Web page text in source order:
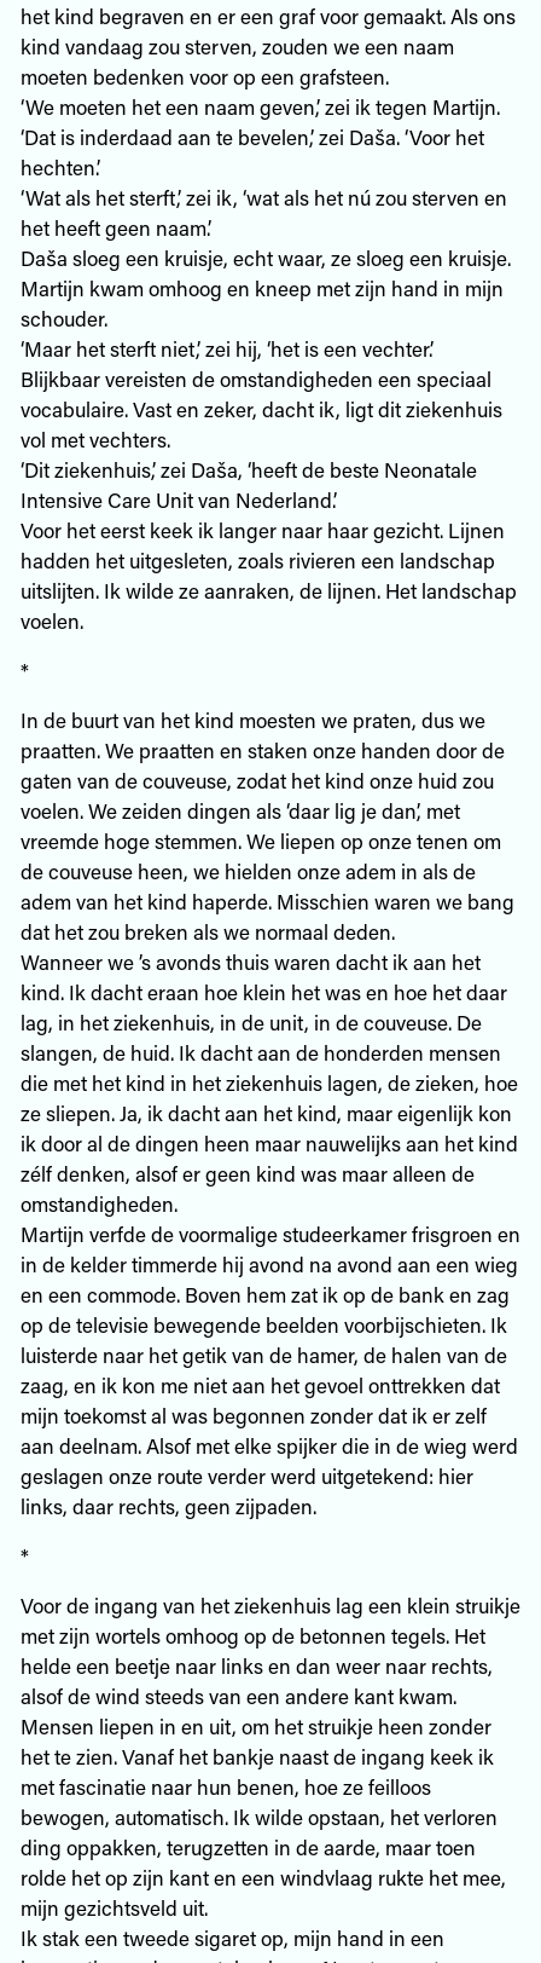
het kind begraven en er een graf voor gemaakt. Als ons
kind vandaag zou sterven, zouden we een naam
moeten bedenken voor op een grafsteen.
‘We moeten het een naam geven,’ zei ik tegen Martijn.
‘Dat is inderdaad aan te bevelen,’ zei Daša. ‘Voor het
hechten.’
‘Wat als het sterft,’ zei ik, ‘wat als het nú zou sterven en
het heeft geen naam.’
Daša sloeg een kruisje, echt waar, ze sloeg een kruisje.
Martijn kwam omhoog en kneep met zijn hand in mijn
schouder.
‘Maar het sterft niet,’ zei hij, ‘het is een vechter.’
Blijkbaar vereisten de omstandigheden een speciaal
vocabulaire. Vast en zeker, dacht ik, ligt dit ziekenhuis
vol met vechters.
‘Dit ziekenhuis,’ zei Daša, ‘heeft de beste Neonatale
Intensive Care Unit van Nederland.’
Voor het eerst keek ik langer naar haar gezicht. Lijnen
hadden het uitgesleten, zoals rivieren een landschap
uitslijten. Ik wilde ze aanraken, de lijnen. Het landschap
voelen.
*
In de buurt van het kind moesten we praten, dus we
praatten. We praatten en staken onze handen door de
gaten van de couveuse, zodat het kind onze huid zou
voelen. We zeiden dingen als ‘daar lig je dan’, met
vreemde hoge stemmen. We liepen op onze tenen om
de couveuse heen, we hielden onze adem in als de
adem van het kind haperde. Misschien waren we bang
dat het zou breken als we normaal deden.
Wanneer we ’s avonds thuis waren dacht ik aan het
kind. Ik dacht eraan hoe klein het was en hoe het daar
lag, in het ziekenhuis, in de unit, in de couveuse. De
slangen, de huid. Ik dacht aan de honderden mensen
die met het kind in het ziekenhuis lagen, de zieken, hoe
ze sliepen. Ja, ik dacht aan het kind, maar eigenlijk kon
ik door al de dingen heen maar nauwelijks aan het kind
zélf denken, alsof er geen kind was maar alleen de
omstandigheden.
Martijn verfde de voormalige studeerkamer frisgroen en
in de kelder timmerde hij avond na avond aan een wieg
en een commode. Boven hem zat ik op de bank en zag
op de televisie bewegende beelden voorbijschieten. Ik
luisterde naar het getik van de hamer, de halen van de
zaag, en ik kon me niet aan het gevoel onttrekken dat
mijn toekomst al was begonnen zonder dat ik er zelf
aan deelnam. Alsof met elke spijker die in de wieg werd
geslagen onze route verder werd uitgetekend: hier
links, daar rechts, geen zijpaden.
*
Voor de ingang van het ziekenhuis lag een klein struikje
met zijn wortels omhoog op de betonnen tegels. Het
helde een beetje naar links en dan weer naar rechts,
alsof de wind steeds van een andere kant kwam.
Mensen liepen in en uit, om het struikje heen zonder
het te zien. Vanaf het bankje naast de ingang keek ik
met fascinatie naar hun benen, hoe ze feilloos
bewogen, automatisch. Ik wilde opstaan, het verloren
ding oppakken, terugzetten in de aarde, maar toen
rolde het op zijn kant en een windvlaag rukte het mee,
mijn gezichtsveld uit.
Ik stak een tweede sigaret op, mijn hand in een